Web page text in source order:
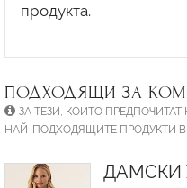
продукта.
ПОДХОДЯЩИ ЗА
ЗА ТЕЗИ, КОИТО
НАЙ-ПОДХОДЯЩИТЕ ПРОДУКТИ В
ДАМСКИ